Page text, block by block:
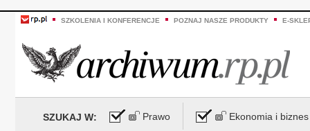
SZKOLENIA I KONFERENCJE POZNAJ NASZE PRODUKTY E-
SZUKAJ W: Prawo Ekonomia i biznes